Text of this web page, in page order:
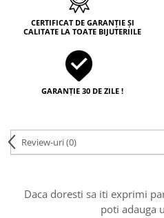
CERTIFICAT DE GARANȚIE ȘI
CALITATE LA TOATE BIJUTERIILE
GARANȚIE 30 DE ZILE !
Review-uri(0)
Daca doresti sa iti exprimi
poti adauga